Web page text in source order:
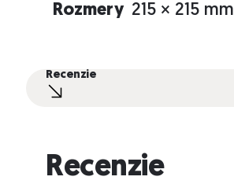
Rozmery 215 × 215 mm
Recenzie
Recenzie